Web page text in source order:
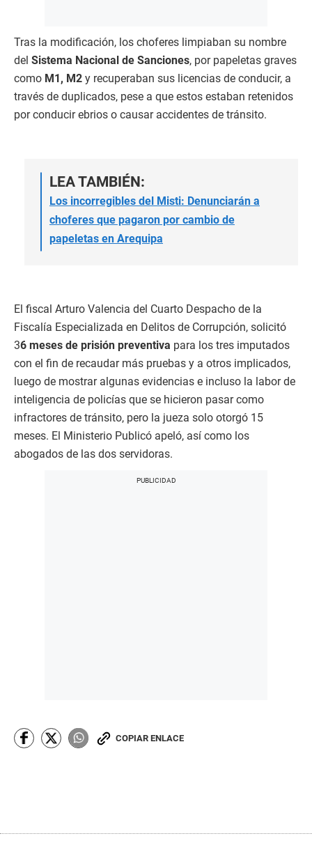
Tras la modificación, los choferes limpiaban su nombre
del Sistema Nacional de Sanciones, por papeletas graves
como M1, M2 y recuperaban sus licencias de conducir, a
través de duplicados, pese a que estos estaban retenidos
por conducir ebrios o causar accidentes de tránsito.
LEA TAMBIÉN:
Los incorregibles del Misti: Denunciarán a
choferes que pagaron por cambio de
papeletas en Arequipa
El fiscal Arturo Valencia del Cuarto Despacho de la
Fiscalía Especializada en Delitos de Corrupción, solicitó
36 meses de prisión preventiva para los tres imputados
con el fin de recaudar más pruebas y a otros implicados,
luego de mostrar algunas evidencias e incluso la labor de
inteligencia de policías que se hicieron pasar como
infractores de tránsito, pero la jueza solo otorgó 15
meses. El Ministerio Publicó apeló, así como los
abogados de las dos servidoras.
COPIAR ENLACE